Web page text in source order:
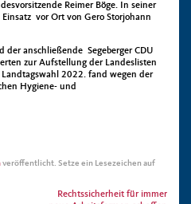
Reimer Böge. In seiner
Einsatz vor Ort von Gero Storjohann
der anschließende Segeberger CDU
zur Aufstellung der Landeslisten
2022. fand wegen der
Hygiene- und
veröffentlicht. Setze ein Lesezeichen auf
Rechtssicherheit für immer